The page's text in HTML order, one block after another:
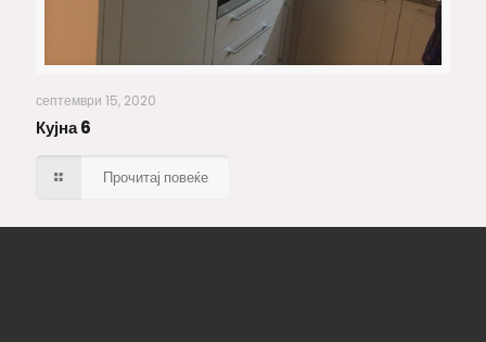
септември 15, 2020
Кујна 6
Прочитај повеќе